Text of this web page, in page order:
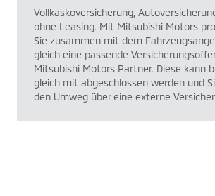
Vollkaskoversicherung,
ohne Leasing. Mit Mitsubishi Motors
Sie zusammen mit dem
gleich eine passende
Mitsubishi Motors Partner. Diese kann
gleich mit abgeschlossen werden und
den Umweg über eine externe